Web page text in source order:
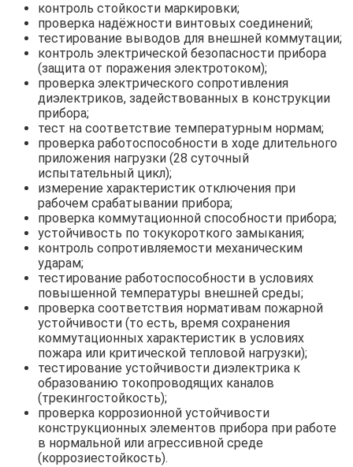
контроль стойкости маркировки;
проверка надёжности винтовых соединений;
тестирование выводов для внешней коммутации;
контроль электрической безопасности прибора
(защита от поражения электротоком);
проверка электрического сопротивления
диэлектриков, задействованных в конструкции
прибора;
тест на соответствие температурным нормам;
проверка работоспособности в ходе длительного
приложения нагрузки (28 суточный
испытательный цикл);
измерение характеристик отключения при
рабочем срабатывании прибора;
проверка коммутационной способности прибора;
устойчивость по токукороткого замыкания;
контроль сопротивляемости механическим
ударам;
тестирование работоспособности в условиях
повышенной температуры внешней среды;
проверка соответствия нормативам пожарной
устойчивости (то есть, время сохранения
коммутационных характеристик в условиях
пожара или критической тепловой нагрузки);
тестирование устойчивости диэлектрика к
образованию токопроводящих каналов
(трекингостойкость);
проверка коррозионной устойчивости
конструкционных элементов прибора при работе
в нормальной или агрессивной среде
(коррозиестойкость).